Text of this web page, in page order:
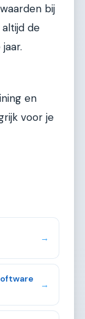
bij
de
en
voor je
→
→